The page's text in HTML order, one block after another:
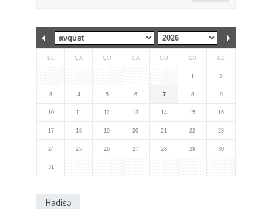
BE ÇA ÇƏ CA CÜ ŞƏ BZ
1 2
3 4 5 6 7 8 9
10 11 12 13 14 15 16
17 18 19 20 21 22 23
24 25 26 27 28 29 30
31
Hadisə